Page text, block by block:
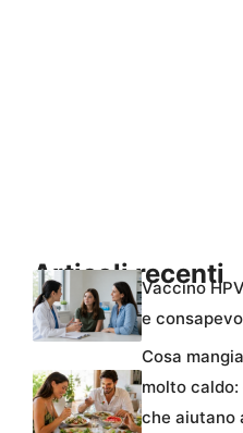
Articoli recenti
Vaccino
e
Cosa
molto
che aiutano